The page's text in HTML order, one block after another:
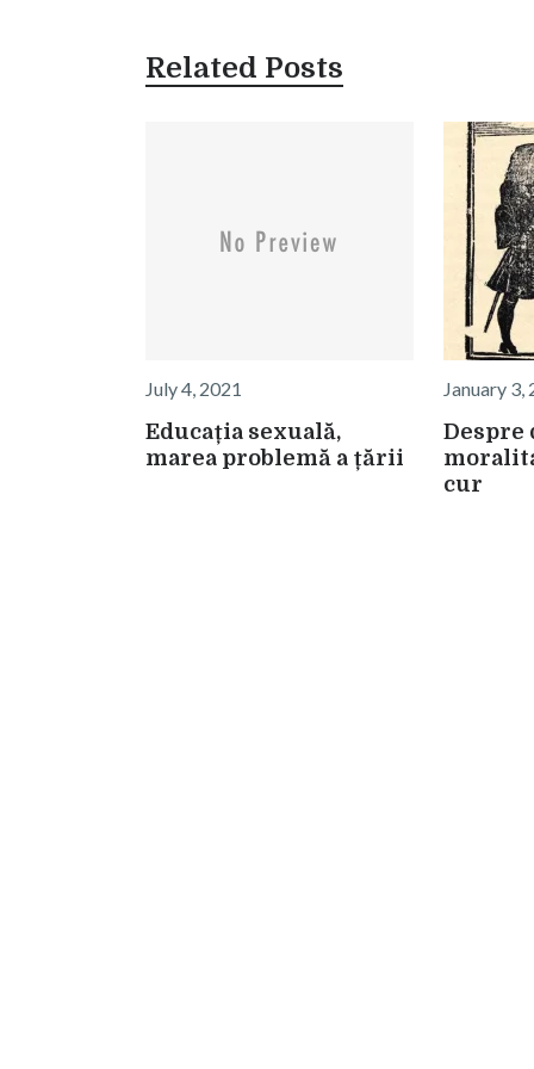
Related Posts
July 4, 2021
Educația sexuală,
marea problemă a țării
January 3,
Despre
cur